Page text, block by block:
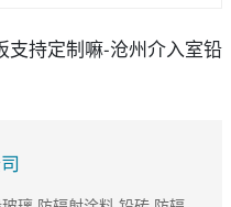
支持定制嘛-沧州介入室铅